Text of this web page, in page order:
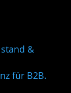
&
für B2B.